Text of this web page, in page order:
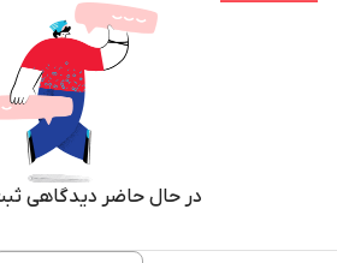
در حال حاضر دیدگاهی